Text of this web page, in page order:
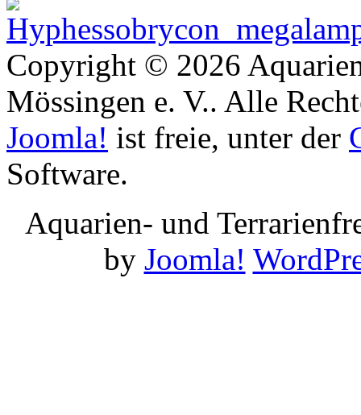
Copyright © 2026
Mössingen e. V.. Alle
Joomla! ist freie, unter der
Software.
Aquarien- und
by Joomla!